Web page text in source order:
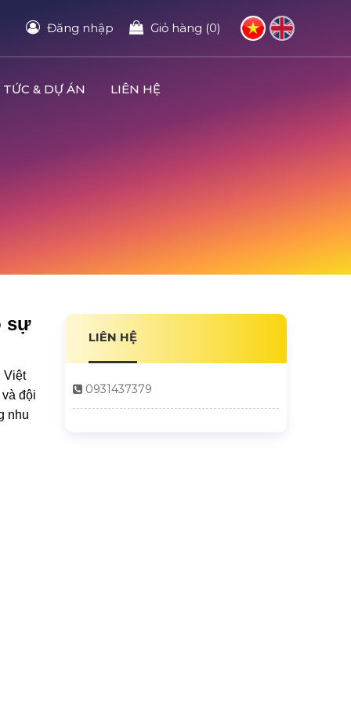
Đăng nhập Giỏ hàng (0)
& DỰ ÁN LIÊN HỆ
sự
Việt
đội
nhu
LIÊN HỆ
0931437379